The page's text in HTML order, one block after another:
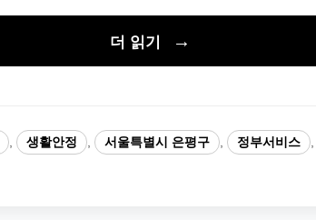
더 읽기
, 생활안정 , 서울특별시 은평구 , 정부서비스 ,